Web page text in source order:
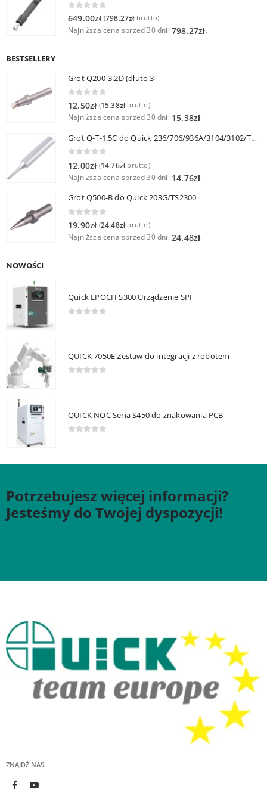
649.00zł (798.27złbrutto)
Najniższa cena sprzed 30 dni: 798.27zł.
BESTSELLERY
Grot Q200-3.2D (dłuto 3
0out of 5
12.50zł (15.38złbrutto)
Najniższa cena sprzed 30 dni: 15.38zł.
Grot Q-T-1.5C do Quick 236/706/936A/3104/3102/TS1100
12.00zł (14.76złbrutto)
Najniższa cena sprzed 30 dni: 14.76zł.
Grot Q500-B do Quick 203G/TS2300
0out of 5
19.90zł (24.48złbrutto)
Najniższa cena sprzed 30 dni: 24.48zł.
NOWOŚCI
Quick EPOCH S300 Urządzenie SPI
QUICK 7050E Zestaw do integracji z robotem
QUICK NOC Seria S450 do znakowania PCB
Potrzebujesz więcej informacji?
Jesteśmy do Twojej dyspozycji!
ZNAJDŹ NAS: